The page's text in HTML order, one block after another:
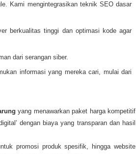
Kami mengintegrasikan teknik SEO dasar
berkualitas tinggi dan optimasi kode agar
dari serangan siber.
informasi yang mereka cari, mulai dari
yang menawarkan paket harga kompetitif
dengan biaya yang transparan dan hasil
promosi produk spesifik, hingga website